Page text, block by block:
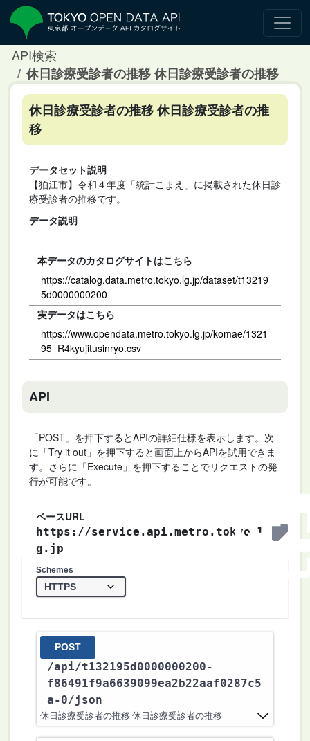
API検索
休日診療受診者の推移 休日診療受診者の推移
休日診療受診者の推移 休日診療受診者の推
移
データセット説明
【狛江市】令和４年度「統計こまえ」に掲載された休日診
療受診者の推移です。
データ説明
本データのカタログサイトはこちら
https://catalog.data.metro.tokyo.lg.jp/dataset/t13219
5d0000000200
実データはこちら
https://www.opendata.metro.tokyo.lg.jp/komae/1321
95_R4kyujitusinryo.csv
API
「POST」を押下するとAPIの詳細仕様を表示します。次
に「Try it out」を押下すると画面上からAPIを試用できま
す。さらに「Execute」を押下することでリクエストの発
行が可能です。
ベースURL
https://service.api.metro.tokyo.l
g.jp
Schemes
POST
/api/t132195d0000000200-
f86491f9a6639099ea2b22aaf0287c5
a-0/json
休日診療受診者の推移 休日診療受診者の推移